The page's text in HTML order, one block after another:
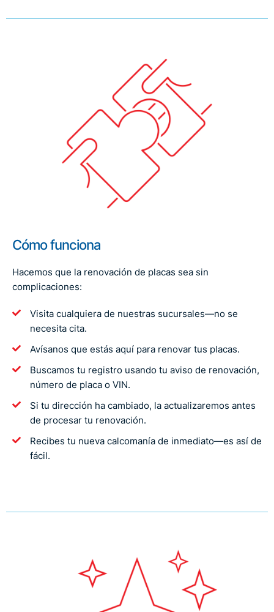
Cómo funciona
Hacemos que la renovación de placas sea sin
complicaciones:
Visita cualquiera de nuestras sucursales—no se
necesita cita.
Avísanos que estás aquí para renovar tus placas.
Buscamos tu registro usando tu aviso de renovación,
número de placa o VIN.
Si tu dirección ha cambiado, la actualizaremos antes
de procesar tu renovación.
Recibes tu nueva calcomanía de inmediato—es así de
fácil.